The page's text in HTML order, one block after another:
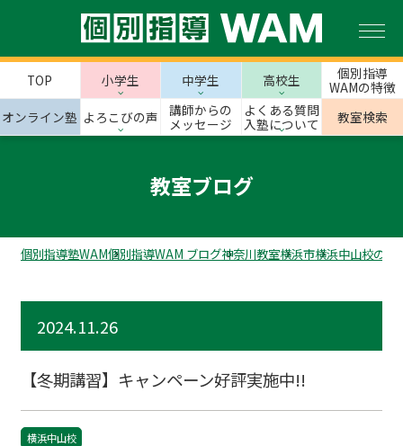
TOP 小学生 中学生 高校生
個別指導
WAMの特徴
オンライン塾 よろこびの声
講師からの
メッセージ
よくある質問
入塾について
教室検索
教室ブログ
個別指導塾WAM個別指導WAM ブログ神奈川教室横浜市横浜中山校のス
2024.11.26
【冬期講習】キャンペーン好評実施中!!
横浜中山校